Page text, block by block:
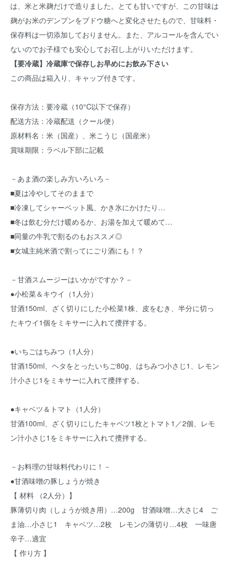
は、米と米麹だけで造りました。とても甘いですが、この甘味は
麹がお米のデンプンをブドウ糖へと変化させたもので、甘味料・
保存料は一切添加しておりません。また、アルコールを含んでい
ないのでお子様でも安心してお召し上がりいただけます。
【要冷蔵】冷蔵庫で保存しお早めにお飲み下さい
この商品は箱入り、キャップ付きです。
保存方法：要冷蔵（10°C以下で保存）
配送方法：冷蔵配送（クール便）
原材料名：米（国産）、米こうじ（国産米）
賞味期限：ラベル下部に記載
－あま酒の楽しみ方いろいろ－
■夏は冷やしてそのままで
■冷凍してシャーベット風、かき氷にかけたり…
■冬は飲む分だけ暖めるか、お湯を加えて暖めて…
■同量の牛乳で割るのもおススメ◎
■女城主純米酒で割ってにごり酒にも！？
－甘酒スムージーはいかがですか？－
●小松菜＆キウイ（1人分）
甘酒150ml、ざく切りにした小松菜1株、皮をむき、半分に切っ
たキウイ1個をミキサーに入れて攪拌する。
●いちごはちみつ（1人分）
甘酒150ml、ヘタをとったいちご80g、はちみつ小さじ1、レモン
汁小さじ1をミキサーに入れて攪拌する。
●キャベツ＆トマト（1人分）
甘酒100ml、ざく切りにしたキャベツ1枚とトマト1／2個、レモ
ン汁小さじ1をミキサーに入れて攪拌する。
－お料理の甘味料代わりに！－
●甘酒味噌の豚しょうが焼き
【 材料 （2人分）】
豚薄切り肉（しょうが焼き用）…200g 甘酒味噌…大さじ4 ご
ま油…小さじ1 キャベツ…2枚 レモンの薄切り…4枚 一味唐
辛子…適宜
【 作り方 】